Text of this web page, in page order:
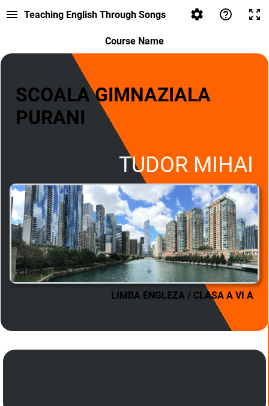
Teaching English Through Songs
Course Name
SCOALA GIMNAZIALA
PURANI
TUDOR MIHAI
LIMBA ENGLEZA / CLASA A VI A